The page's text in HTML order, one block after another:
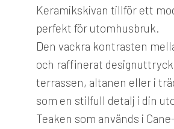
Keramikskivan tillför ett
perfekt för utomhusbruk.
Den vackra kontrasten
och raffinerat
terrassen, altanen eller i
som en stilfull detalj i din
Teaken som används i